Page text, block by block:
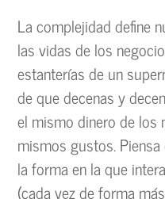
La complejidad define
las vidas de los
estanterías de un
de que decenas y
el mismo dinero de los
mismos gustos.
la forma en la que
(cada vez de forma